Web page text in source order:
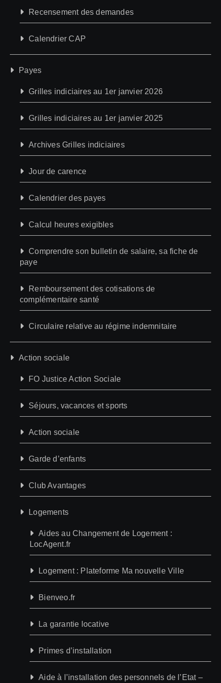
Recensement des demandes
Calendrier CAP
Payes
Grilles indiciaires au 1er janvier 2026
Grilles indiciaires au 1er janvier 2025
Archives Grilles indiciaires
Jour de carence
Calendrier des payes
Calcul heures exigibles
Comprendre son bulletin de salaire, sa fiche de
paye
Remboursement des cotisations de
complémentaire santé
Circulaire relative au régime indemnitaire
Action sociale
FO Justice Action Sociale
Séjours, vacances et sports
Action sociale
Garde d’enfants
Club Avantages
Logements
Aides au Changement de Logement :
LocAgent.fr
Logement : Plateforme Ma nouvelle Ville
Bienveo.fr
La garantie locative
Primes d’installation
Aide à l’installation des personnels de l’Etat –